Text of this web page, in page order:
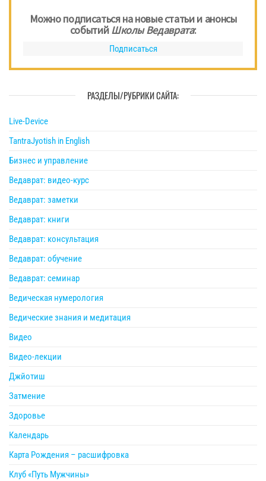
Можно подписаться на новые статьи и анонсы
событийШколы Ведаврата:
Подписаться
РАЗДЕЛЫ/РУБРИКИ САЙТА:
Live-Device
TantraJyotish in English
Бизнес и управление
Ведаврат: видео-курс
Ведаврат: заметки
Ведаврат: книги
Ведаврат: консультация
Ведаврат: обучение
Ведаврат: семинар
Ведическая нумерология
Ведические знания и медитация
Видео
Видео-лекции
Джйотиш
Затмение
Здоровье
Календарь
Карта Рождения – расшифровка
Клуб «Путь Мужчины»